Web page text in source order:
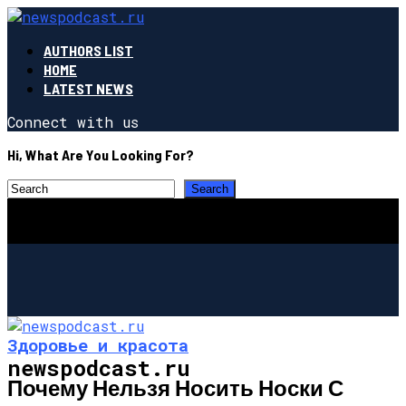
AUTHORS LIST
HOME
LATEST NEWS
Connect with us
Hi, What Are You Looking For?
newspodcast.ru
Здоровье и красота
Почему Нельзя Носить Носки С